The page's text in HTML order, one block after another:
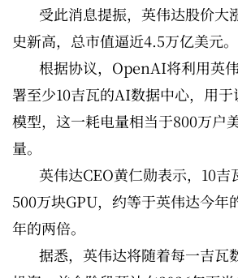
受此消息提振，英伟达股价大
史新高，总市值逼近4.5万亿美元。
根据协议，OpenAI将利用英
署至少10吉瓦的AI数据中心，用
模型，这一耗电量相当于800万户
量。
英伟达CEO黄仁勋表示，10吉
500万块GPU，约等于英伟达今年
年的两倍。
据悉，英伟达将随着每一吉瓦